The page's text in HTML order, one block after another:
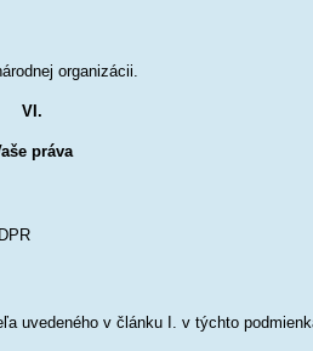
organizácii.
VI.
práva
uvedeného v článku I. v týchto